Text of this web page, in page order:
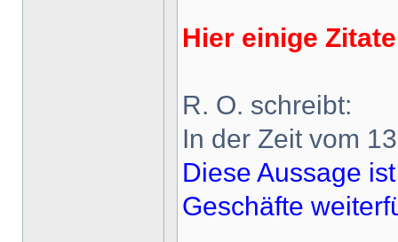
Hier einige
R. O. schreibt:
In der Zeit vom
Diese Aussage
Geschäfte